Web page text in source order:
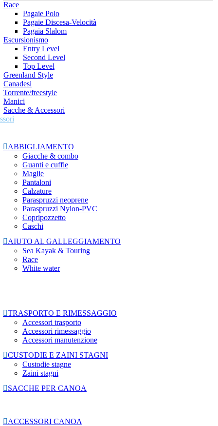
Race
Pagaie Polo
Pagaie Discesa-Velocità
Pagaia Slalom
Escursionismo
Entry Level
Second Level
Top Level
Greenland Style
Canadesi
Torrente/freestyle
Manici
Sacche & Accessori
ABBIGLIAMENTO
Giacche & combo
Guanti e cuffie
Maglie
Pantaloni
Calzature
Paraspruzzi neoprene
Paraspruzzi Nylon-PVC
Copripozzetto
Caschi
AIUTO AL GALLEGGIAMENTO
Sea Kayak & Touring
Race
White water
TRASPORTO E RIMESSAGGIO
Accessori trasporto
Accessori rimessaggio
Accessori manutenzione
CUSTODIE E ZAINI STAGNI
Custodie stagne
Zaini stagni
SACCHE PER CANOA
ACCESSORI CANOA